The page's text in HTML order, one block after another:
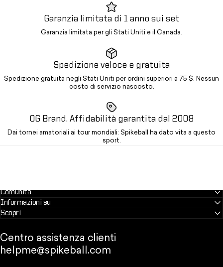
Garanzia limitata di 1 anno sui set
Garanzia limitata per gli Stati Uniti e il Canada.
Spedizione veloce e gratuita
Spedizione gratuita negli Stati Uniti per ordini superiori a 75 $. Nessun
costo di servizio nascosto.
OG Brand. Affidabilità garantita dal 2008
Dai tornei amatoriali ai tour mondiali: Spikeball ha dato vita a questo
sport.
Comunità
Informazioni su
Scopri
Centro assistenza clienti
helpme@spikeball.com